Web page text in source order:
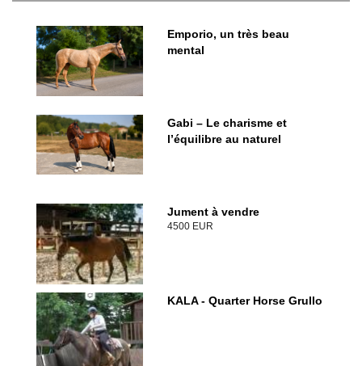
Emporio, un très beau
mental
Gabi – Le charisme et
l’équilibre au naturel
Jument à vendre
4500 EUR
KALA - Quarter Horse Grullo